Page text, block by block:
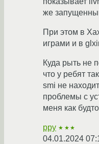
же
При этом в
играми и в
Куда рыть не
что у ребят
smi не
проблемы с
меня как
ppy ★★★
04.01.2024